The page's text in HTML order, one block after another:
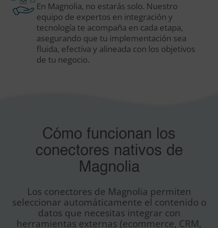
En Magnolia, no estarás solo. Nuestro
equipo de expertos en integración y
tecnología te acompaña en cada etapa,
asegurando que tu implementación sea
fluida, efectiva y alineada con los objetivos
de tu negocio.
Cómo funcionan los
conectores nativos de
Magnolia
Los conectores de Magnolia permiten
seleccionar automáticamente el contenido o
datos que necesitas integrar con
herramientas externas (ecommerce, CRM,